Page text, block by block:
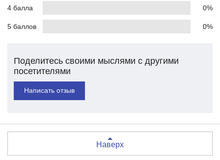
4 балла 0%
5 баллов 0%
Поделитесь своими мыслями с другими
посетителями
Написать отзыв
Наверх